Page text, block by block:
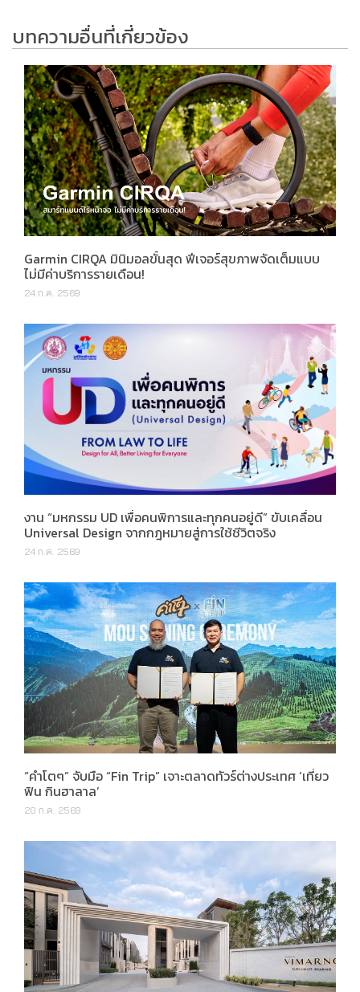
บทความอื่นที่เกี่ยวข้อง
Garmin CIRQA มินิมอลขั้นสุด ฟีเจอร์สุขภาพจัดเต็มแบบ
ไม่มีค่าบริการรายเดือน!
24 ก.ค. 2569
งาน “มหกรรม UD เพื่อคนพิการและทุกคนอยู่ดี” ขับเคลื่อน
Universal Design จากกฎหมายสู่การใช้ชีวิตจริง
24 ก.ค. 2569
“คำโตๆ” จับมือ “Fin Trip” เจาะตลาดทัวร์ต่างประเทศ ‘เที่ยว
ฟิน กินฮาลาล’
20 ก.ค. 2569